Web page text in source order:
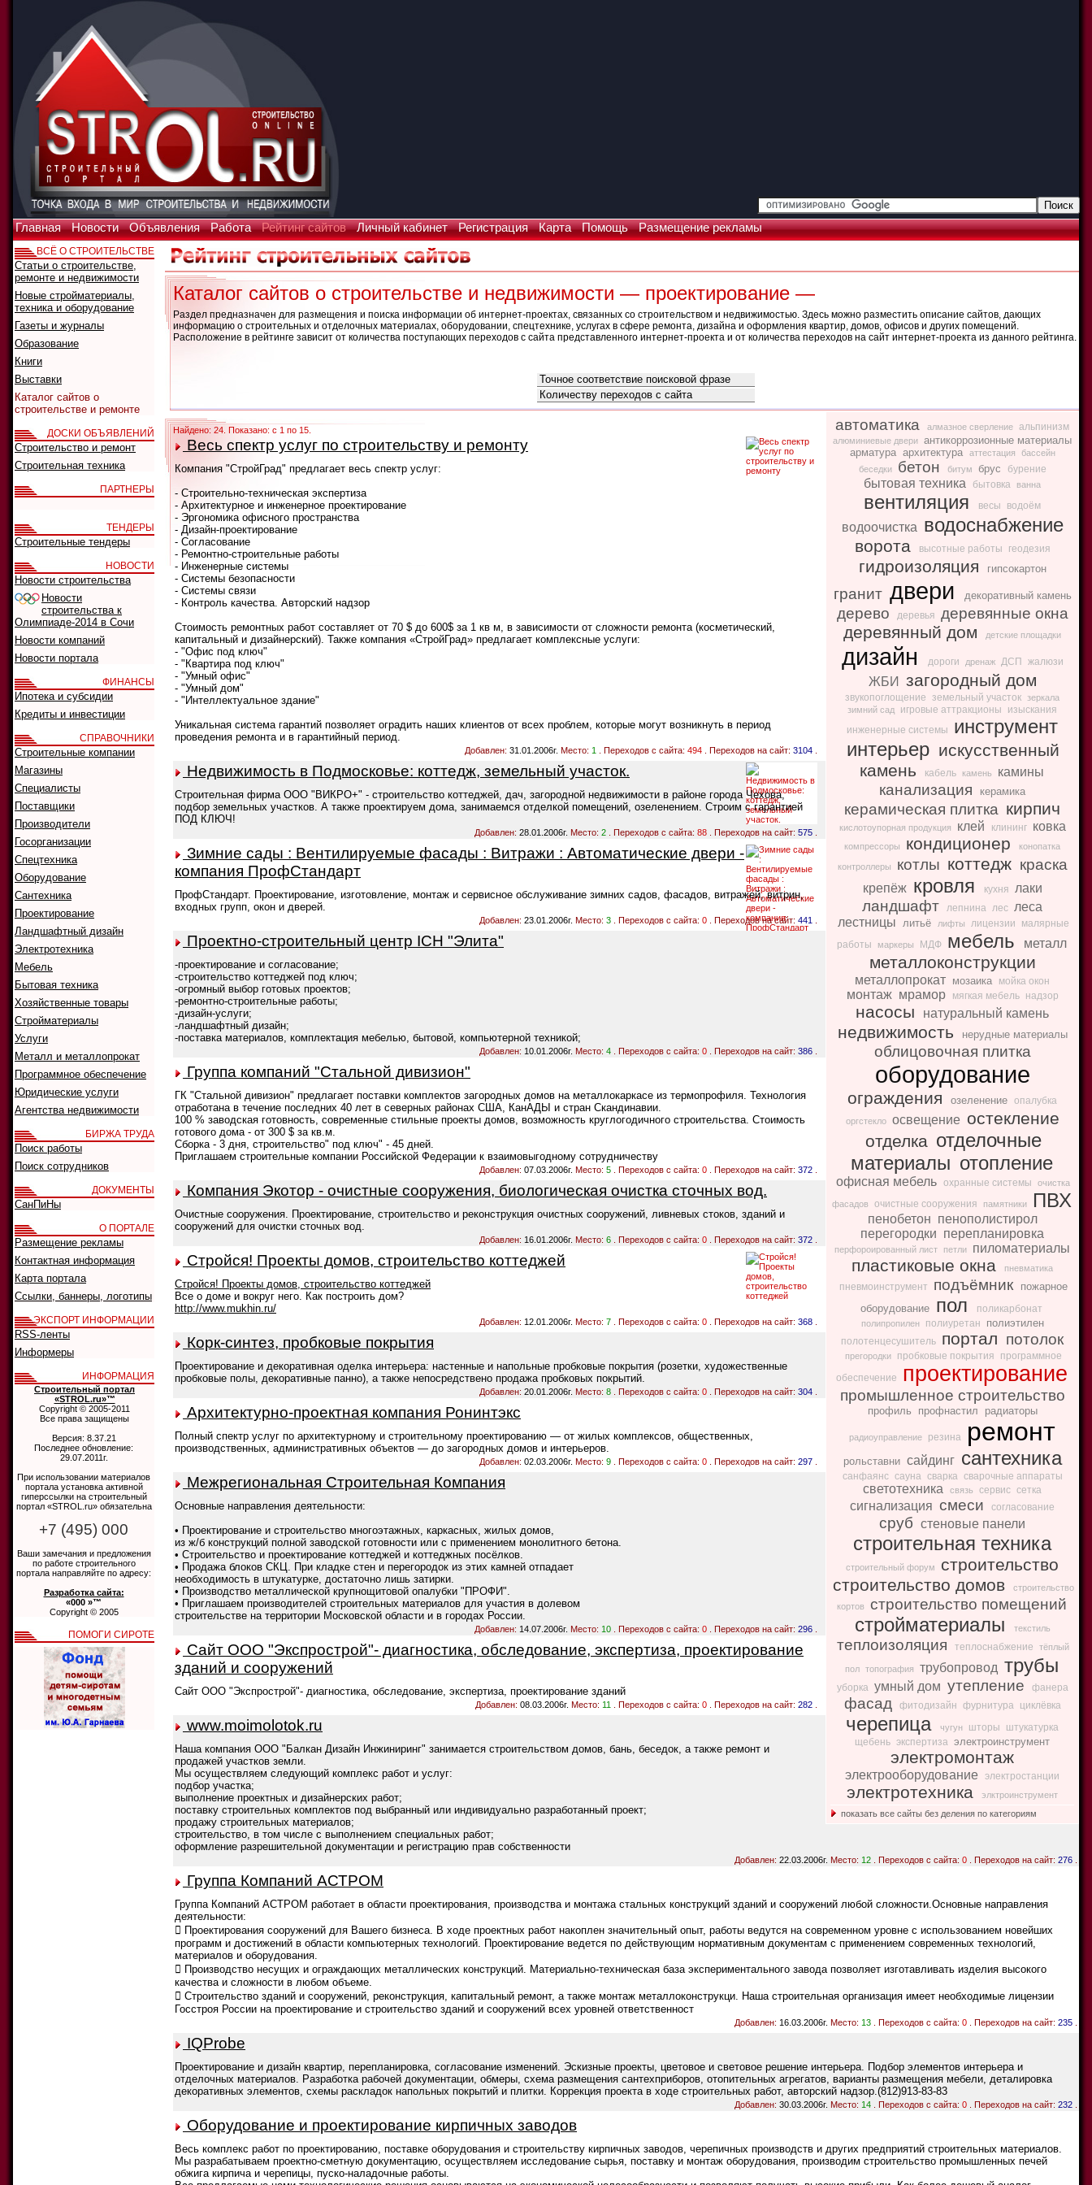
Главная Новости Объявления Работа Рейтинг сайтов Личный кабинет Регистрация Карта Помощь Размещение рекламы
Каталог сайтов о строительстве и недвижимости — проектирование —
Раздел предназначен для размещения и поиска информации об интернет-проектах, связанных со строительством и недвижимостью. Здесь можно разместить описание сайтов, дающих
информацию о строительных и отделочных материалах, оборудовании, спецтехнике, услугах в сфере ремонта, дизайна и оформления квартир, домов, офисов и других помещений.
Расположение в рейтинге зависит от количества поступающих переходов с сайта представленного интернет-проекта и от количества переходов на сайт интернет-проекта из данного рейтинга.
автоматика алмазное сверление альпинизм
алюминиевые двери антикоррозионные материалы
арматура архитектура аттестация
бассейн
беседки
бетон битум брус бурение
бытовая техника бытовка ванна
вентиляция весы водоём
водоочистка водоснабжение
ворота высотные работы геодезия
гидроизоляция гипсокартон
гранит двери декоративный камень
дерево деревья деревянные окна
деревянный дом детские площадки
дизайн дороги дренаж ДСП жалюзи
ЖБИ загородный дом
звукопоглощение земельный участок
зеркала
зимний сад
игровые аттракционы
изыскания
инженерные системы
инструмент
интерьер искусственный
камень
кабель камень камины
канализация керамика
керамическая плитка кирпич
кислотоупорная продукция клей клининг ковка
компрессоры кондиционер конопатка
контроллеры котлы коттедж краска
крепёж кровля кухня лаки
ландшафт лепнина лес леса
лестницы литьё лифты лицензии
малярные
работы
маркеры МДФ мебель металл
металлоконструкции
металлопрокат мозаика мойка окон
монтаж мрамор мягкая мебель надзор
насосы натуральный камень
недвижимость нерудные материалы
облицовочная плитка
оборудование
ограждения озеленение опалубка
оргстекло освещение остекление
отделка отделочные
материалы отопление
офисная мебель охранные системы очистка
фасадов очистные сооружения памятники ПВХ
пенобетон пенополистирол
перегородки перепланировка
перфороированный лист петли пиломатериалы
пластиковые окна пневматика
пневмоинструмент подъёмник
пожарное
оборудование пол поликарбонат
полипропилен полиуретан полиэтилен
полотенцесушитель портал потолок
прегородки пробковые покрытия
программное
обеспечение
проектирование
промышленное строительство
профиль профнастил радиаторы
радиоуправление резина ремонт
рольставни сайдинг сантехника
санфаянс сауна сварка сварочные аппараты
светотехника связь сервис сетка
сигнализация смеси согласование
сруб стеновые панели
строительная техника
строительный форум
строительство
строительство домов
строительство
кортов
строительство помещений
стройматериалы текстиль
теплоизоляция теплоснабжение тёплый
пол топография трубопровод трубы
уборка умный дом утепление фанера
фасад фитодизайн фурнитура циклёвка
черепица чугун шторы
штукатурка
щебень экспертиза электроинструмент
электромонтаж
электрооборудование электростанции
электротехника
элктроинструмент
показать все сайты без деления по категориям
Найдено: 24. Показано: с 1 по 15.
Весь спектр услуг по строительству и ремонту
Компания "СтройГрад" предлагает весь спектр услуг:
- Строительно-техническая экспертиза
- Архитектурное и инженерное проектирование
- Эргономика офисного пространства
- Дизайн-проектирование
- Согласование
- Ремонтно-строительные работы
- Инженерные системы
- Системы безопасности
- Системы связи
- Контроль качества. Авторский надзор
Стоимость ремонтных работ составляет от 70 $ до 600$ за 1 кв м, в зависимости от сложности ремонта (косметический,
капитальный и дизайнерский). Также компания «СтройГрад» предлагает комплексные услуги:
- "Офис под ключ"
- "Квартира под ключ"
- "Умный офис"
- "Умный дом"
- "Интеллектуальное здание"
Уникальная система гарантий позволяет оградить наших клиентов от всех проблем, которые могут возникнуть в период
проведения ремонта и в гарантийный период.
Добавлен: 31.01.2006г. Место: 1 . Переходов с сайта: 494 . Переходов на сайт: 3104
Недвижимость в Подмосковье: коттедж, земельный участок.
Строительная фирма ООО "ВИКРО+" - строительство коттеджей, дач, загородной недвижимости в районе города Чехова,
подбор земельных участков. А также проектируем дома, занимаемся отделкой помещений, озеленением. Строим с гарантией
ПОД КЛЮЧ!
Добавлен: 28.01.2006г. Место: 2 . Переходов с сайта: 88 . Переходов на сайт: 575
Зимние сады : Вентилируемые фасады : Витражи : Автоматические двери -
компания ПрофСтандарт
ПрофСтандарт. Проектирование, изготовление, монтаж и сервисное обслуживание зимних садов, фасадов, витражей, витрин,
входных групп, окон и дверей.
Добавлен: 23.01.2006г. Место: 3 . Переходов с сайта: 0 . Переходов на сайт: 441
Проектно-строительный центр ICH "Элита"
-проектирование и согласование;
-строительство коттеджей под ключ;
-огромный выбор готовых проектов;
-ремонтно-строительные работы;
-дизайн-услуги;
-ландшафтный дизайн;
-поставка материалов, комплектация мебелью, бытовой, компьютерной техникой;
Добавлен: 10.01.2006г. Место: 4 . Переходов с сайта: 0 . Переходов на сайт: 386
Группа компаний "Стальной дивизион"
ГК "Стальной дивизион" предлагает поставки комплектов загородных домов на металлокаркасе из термопрофиля. Технология
отработана в течение последних 40 лет в северных районах США, КанАДЫ и стран Скандинавии.
100 % заводская готовность, современные стильные проекты домов, возможность круглогодичного строительства. Стоимость
готового дома - от 300 $ за кв.м.
Сборка - 3 дня, строительство" под ключ" - 45 дней.
Приглашаем строительные компании Российской Федерации к взаимовыгодному сотрудничеству
Добавлен: 07.03.2006г. Место: 5 . Переходов с сайта: 0 . Переходов на сайт: 372
Компания Экотор - очистные сооружения, биологическая очистка сточных вод.
Очистные сооружения. Проектирование, строительство и реконструкция очистных сооружений, ливневых стоков, зданий и
сооружений для очистки сточных вод.
Добавлен: 16.01.2006г. Место: 6 . Переходов с сайта: 0 . Переходов на сайт: 372
Стройся! Проекты домов, строительство коттеджей
Стройся! Проекты домов, строительство коттеджей
Все о доме и вокруг него. Как построить дом?
http://www.mukhin.ru/
Добавлен: 12.01.2006г. Место: 7 . Переходов с сайта: 0 . Переходов на сайт: 368
Корк-синтез, пробковые покрытия
Проектирование и декоративная оделка интерьера: настенные и напольные пробковые покрытия (розетки, художественные
пробковые полы, декоративные панно), а также непосредствено продажа пробковых покрытий.
Добавлен: 20.01.2006г. Место: 8 . Переходов с сайта: 0 . Переходов на сайт: 304
Архитектурно-проектная компания Ронинтэкс
Полный спектр услуг по архитектурному и строительному проектированию — от жилых комплексов, общественных,
производственных, административных объектов — до загородных домов и интерьеров.
Добавлен: 02.03.2006г. Место: 9 . Переходов с сайта: 0 . Переходов на сайт: 297
Межрегиональная Строительная Компания
Основные направления деятельности:
• Проектирование и строительство многоэтажных, каркасных, жилых домов,
из ж/б конструкций полной заводской готовности или с применением монолитного бетона.
• Строительство и проектирование коттеджей и коттеджных посёлков.
• Продажа блоков СКЦ. При кладке стен и перегородок из этих камней отпадает
необходимость в штукатурке, достаточно лишь затирки.
• Производство металлической крупнощитовой опалубки "ПРОФИ".
• Приглашаем производителей строительных материалов для участия в долевом
строительстве на территории Московской области и в городах России.
Добавлен: 14.07.2006г. Место: 10 . Переходов с сайта: 0 . Переходов на сайт: 296
Сайт ООО "Экспрострой"- диагностика, обследование, экспертиза, проектирование
зданий и сооружений
Сайт ООО "Экспрострой"- диагностика, обследование, экспертиза, проектирование зданий
Добавлен: 08.03.2006г. Место: 11 . Переходов с сайта: 0 . Переходов на сайт: 282
www.moimolotok.ru
Наша компания ООО "Балкан Дизайн Инжиниринг" занимается строительством домов, бань, беседок, а также ремонт и
продажей участков земли.
Мы осуществляем следующий комплекс работ и услуг:
подбор участка;
выполнение проектных и дизайнерских работ;
поставку строительных комплектов под выбранный или индивидуально разработанный проект;
продажу строительных материалов;
строительство, в том числе с выполнением специальных работ;
оформление разрешительной документации и регистрацию прав собственности
Добавлен: 22.03.2006г. Место: 12 . Переходов с сайта: 0 . Переходов на сайт: 276
Группа Компаний АСТРОМ
Группа Компаний АСТРОМ работает в области проектирования, производства и монтажа стальных конструкций зданий и сооружений любой сложности.Основные направления
деятельности:
 Проектирования сооружений для Вашего бизнеса. В ходе проектных работ накоплен значительный опыт, работы ведутся на современном уровне с использованием новейших
программ и достижений в области компьютерных технологий. Проектирование ведется по действующим нормативным документам с применением современных технологий,
материалов и оборудования.
 Производство несущих и ограждающих металлических конструкций. Материально-техническая база экспериментального завода позволяет изготавливать изделия высокого
качества и сложности в любом объеме.
 Строительство зданий и сооружений, реконструкция, капитальный ремонт, а также монтаж металлоконструкци. Наша строительная организация имеет необходимые лицензии
Госстроя России на проектирование и строительство зданий и сооружений всех уровней ответственност
Добавлен: 16.03.2006г. Место: 13 . Переходов с сайта: 0 . Переходов на сайт: 235
IQProbe
Проектирование и дизайн квартир, перепланировка, согласование изменений. Эскизные проекты, цветовое и световое решение интерьера. Подбор элементов интерьера и
отделочных материалов. Разработка рабочей документации, обмеры, схема размещения сантехприборов, отопительных агрегатов, варианты размещения мебели, деталировка
декоративных элементов, схемы раскладок напольных покрытий и плитки. Коррекция проекта в ходе строительных работ, авторский надзор.(812)913-83-83
Добавлен: 30.03.2006г. Место: 14 . Переходов с сайта: 0 . Переходов на сайт: 232
Оборудование и проектирование кирпичных заводов
Весь комплекс работ по проектированию, поставке оборудования и строительству кирпичных заводов, черепичных производств и других предприятий строительных материалов.
Мы разрабатываем проектно-сметную документацию, осуществляем исследование сырья, поставку и монтаж оборудования, производим строительство промышленных печей
обжига кирпича и черепицы, пуско-наладочные работы.
ВСЁ О СТРОИТЕЛЬСТВЕ
Статьи о строительстве,
ремонте и недвижимости
Новые стройматериалы,
техника и оборудование
Газеты и журналы
Образование
Книги
Выставки
Каталог сайтов о
строительстве и ремонте
ДОСКИ ОБЪЯВЛЕНИЙ
Строительство и ремонт
Строительная техника
ПАРТНЕРЫ
ТЕНДЕРЫ
Строительные тендеры
НОВОСТИ
Новости строительства
Новости
строительства к
Олимпиаде-2014 в Сочи
Новости компаний
Новости портала
ФИНАНСЫ
Ипотека и субсидии
Кредиты и инвестиции
СПРАВОЧНИКИ
Строительные компании
Магазины
Специалисты
Поставщики
Производители
Госорганизации
Спецтехника
Оборудование
Сантехника
Проектирование
Ландшафтный дизайн
Электротехника
Мебель
Бытовая техника
Хозяйственные товары
Стройматериалы
Услуги
Металл и металлопрокат
Программное обеспечение
Юридические услуги
Агентства недвижимости
БИРЖА ТРУДА
Поиск работы
Поиск сотрудников
ДОКУМЕНТЫ
СанПиНы
О ПОРТАЛЕ
Размещение рекламы
Контактная информация
Карта портала
Ссылки, баннеры, логотипы
ЭКСПОРТ ИНФОРМАЦИИ
RSS-ленты
Информеры
ИНФОРМАЦИЯ
Строительный портал
«STROL.ru»™
Copyright © 2005-2011
Все права защищены
Версия: 8.37.21
Последнее обновление:
29.07.2011г.
При использовании материалов
портала установка активной
гиперссылки на строительный
портал «STROL.ru» обязательна
+7 (495) 000
Ваши замечания и предложения
по работе строительного
портала направляйте по адресу:
Разработка сайта:
«000 »™
Copyright © 2005
ПОМОГИ СИРОТЕ